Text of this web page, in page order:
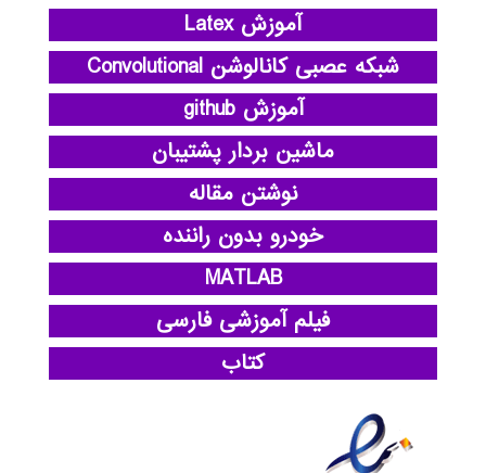
آموزش Latex
شبکه عصبی کانالوشن Convolutional
آموزش github
ماشین بردار پشتیبان
نوشتن مقاله
خودرو بدون راننده
MATLAB
فیلم آموزشی فارسی
کتاب